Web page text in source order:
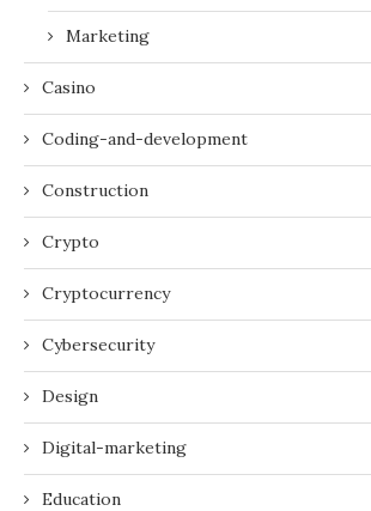
Marketing
Casino
Coding-and-development
Construction
Crypto
Cryptocurrency
Cybersecurity
Design
Digital-marketing
Education